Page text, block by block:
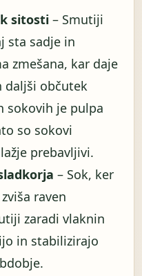
sitosti – Smutiji
sta sadje in
zmešana, kar daje
daljši občutek
sokovih je pulpa
so sokovi
prebavljivi.
– Sok, ker
raven
zaradi vlaknin
in stabilizirajo